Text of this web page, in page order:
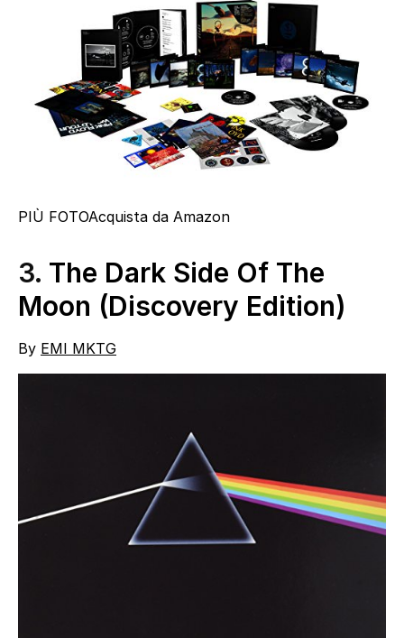
PIÙ FOTOAcquista da Amazon
3. The Dark Side Of The
Moon (Discovery Edition)
By EMI MKTG